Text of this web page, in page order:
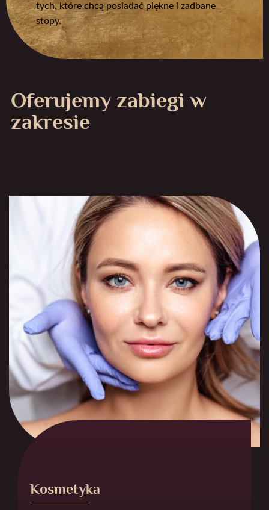
tych, które chcą posiadać piękne i zadbane
stopy.
Oferujemy zabiegi w
zakresie
Kosmetyka